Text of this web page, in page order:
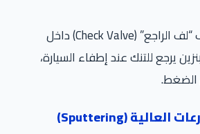
ضعف “لف الراجع” (Check Valve) داخل
يرجع للتنك عند إطفاء السيارة،
الضغط.